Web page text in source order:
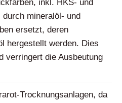
inkl. HKS- und
mineralöl- und
ersetzt, deren
hergestellt werden. Dies
verringert die Ausbeutung
Trocknungsanlagen, da